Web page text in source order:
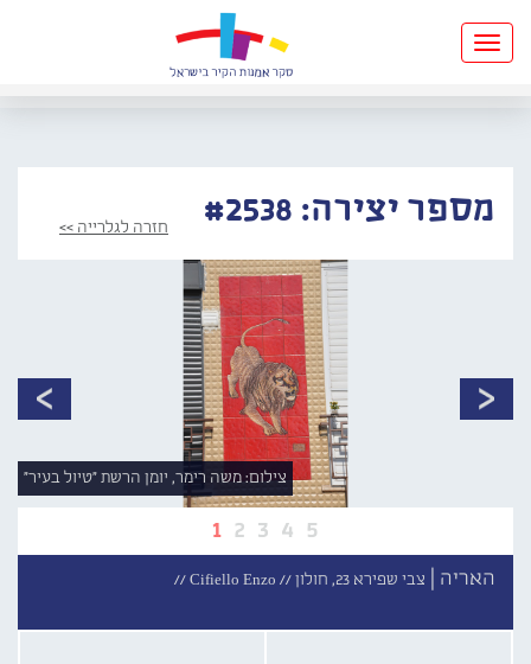
Toggle
navigation
מספר יצירה: #2538 חזרה לגלרייה >>
1 2 3 4 5
צילום: משה רימר, יומן הרשת "טיול בעיר"
האריה | צבי שפירא 23, חולון // Cifiello Enzo //